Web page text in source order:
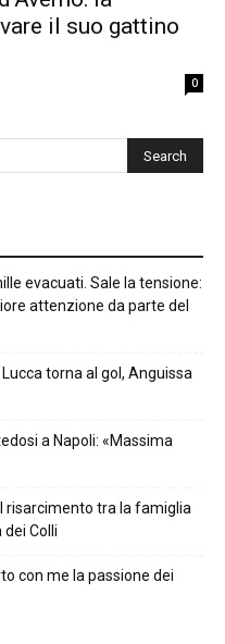
il suo gattino
0
evacuati. Sale la tensione:
attenzione da parte del
torna al gol, Anguissa
a Napoli: «Massima
risarcimento tra la famiglia
dei Colli
con me la passione dei